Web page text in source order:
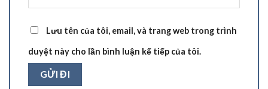
Lưu tên của tôi, email, và trang web trong trình
duyệt này cho lần bình luận kế tiếp của tôi.